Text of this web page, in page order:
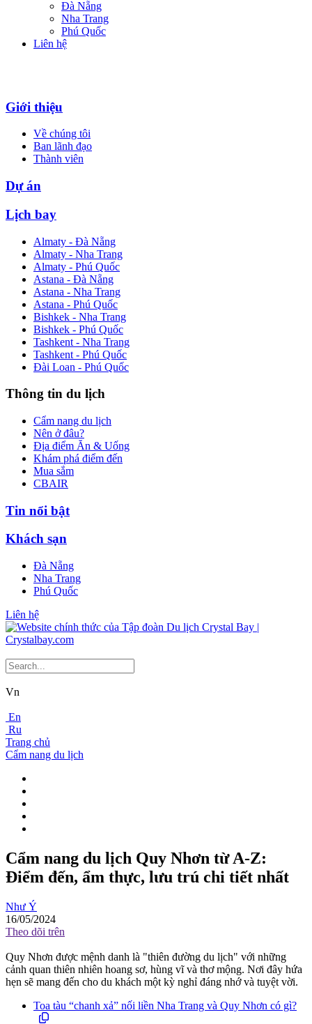
Đà Nẵng
Nha Trang
Phú Quốc
Liên hệ
Giới thiệu
Về chúng tôi
Ban lãnh đạo
Thành viên
Dự án
Lịch bay
Almaty - Đà Nẵng
Almaty - Nha Trang
Almaty - Phú Quốc
Astana - Đà Nẵng
Astana - Nha Trang
Astana - Phú Quốc
Bishkek - Nha Trang
Bishkek - Phú Quốc
Tashkent - Nha Trang
Tashkent - Phú Quốc
Đài Loan - Phú Quốc
Thông tin du lịch
Cẩm nang du lịch
Nên ở đâu?
Địa điểm Ăn & Uống
Khám phá điểm đến
Mua sắm
CBAIR
Tin nổi bật
Khách sạn
Đà Nẵng
Nha Trang
Phú Quốc
Liên hệ
Vn
En
Ru
Trang chủ
Cẩm nang du lịch
Cẩm nang du lịch Quy Nhơn từ A-Z:
Điểm đến, ẩm thực, lưu trú chi tiết nhất
Như Ý
16/05/2024
Theo dõi trên
Quy Nhơn được mệnh danh là "thiên đường du lịch" với những
cảnh quan thiên nhiên hoang sơ, hùng vĩ và thơ mộng. Nơi đây hứa
hẹn sẽ mang đến cho du khách một kỳ nghỉ đáng nhớ và tuyệt vời.
Toa tàu “chanh xả” nối liền Nha Trang và Quy Nhơn có gì?